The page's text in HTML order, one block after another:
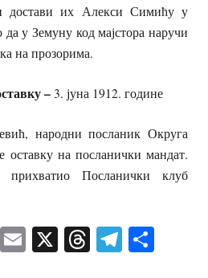
достави их Алекси Симићу у
у Земуну код мајстора наручи
на прозорима.
–3. јуна 1912. године
народни посланик Округа
оставку на посланички мандат.
прихватио Посланички клуб
WhatsApp
Email
X Threads